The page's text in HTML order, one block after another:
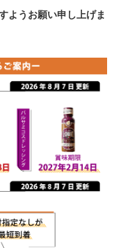
ようお願い申し上げま